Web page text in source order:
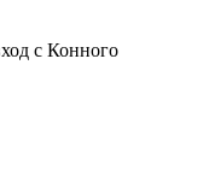
с Конного